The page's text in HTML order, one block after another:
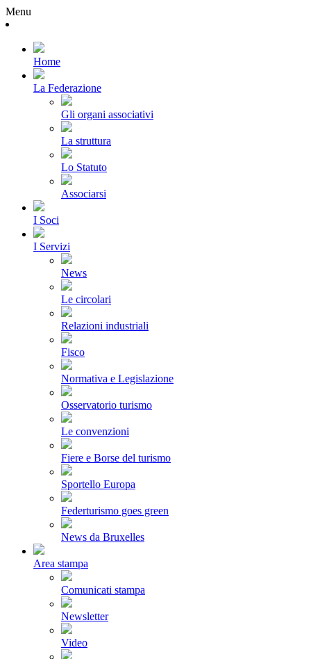
Menu
Home
La Federazione
Gli organi associativi
La struttura
Lo Statuto
Associarsi
I Soci
I Servizi
News
Le circolari
Relazioni industriali
Fisco
Normativa e Legislazione
Osservatorio turismo
Le convenzioni
Fiere e Borse del turismo
Sportello Europa
Federturismo goes green
News da Bruxelles
Area stampa
Comunicati stampa
Newsletter
Video